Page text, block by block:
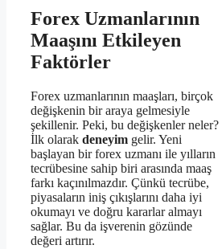
Forex Uzmanlarının
Maaşını Etkileyen
Faktörler
Forex uzmanlarının maaşları, birçok
değişkenin bir araya gelmesiyle
şekillenir. Peki, bu değişkenler neler?
İlk olarak deneyim gelir. Yeni
başlayan bir forex uzmanı ile yılların
tecrübesine sahip biri arasında maaş
farkı kaçınılmazdır. Çünkü tecrübe,
piyasaların iniş çıkışlarını daha iyi
okumayı ve doğru kararlar almayı
sağlar. Bu da işverenin gözünde
değeri artırır.